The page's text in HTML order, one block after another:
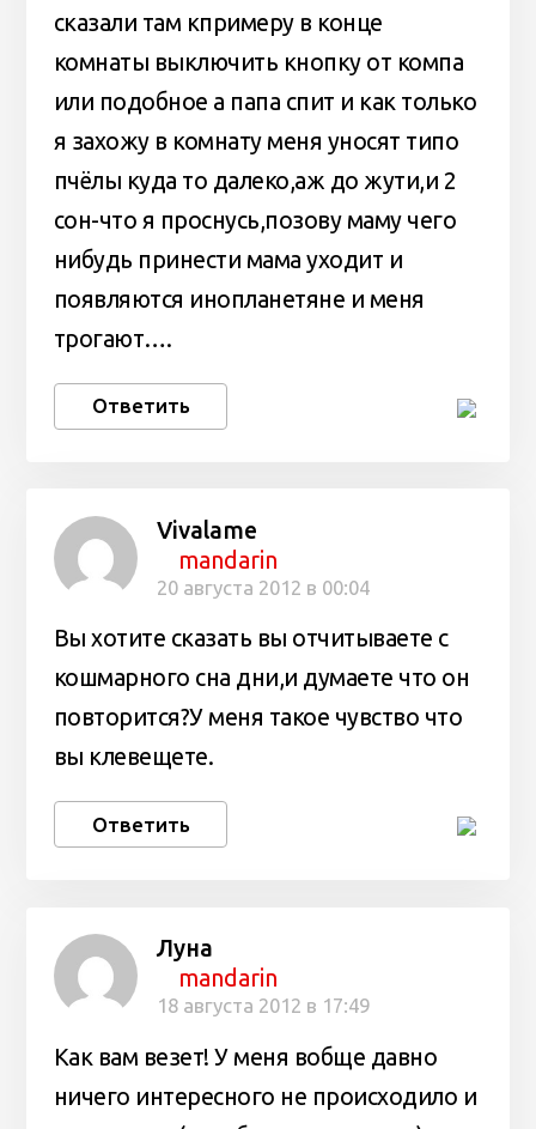
сказали там кпримеру в конце
комнаты выключить кнопку от компа
или подобное а папа спит и как только
я захожу в комнату меня уносят типо
пчёлы куда то далеко,аж до жути,и 2
сон-что я проснусь,позову маму чего
нибудь принести мама уходит и
появляются инопланетяне и меня
трогают….
Ответить
Vivalame
mandarin
20 августа 2012 в 00:04
Вы хотите сказать вы отчитываете с
кошмарного сна дни,и думаете что он
повторится?У меня такое чувство что
вы клевещете.
Ответить
Луна
mandarin
18 августа 2012 в 17:49
Как вам везет! У меня вобще давно
ничего интересного не происходило и